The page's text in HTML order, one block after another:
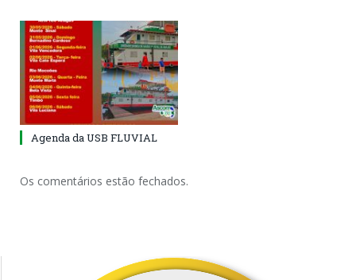
Agenda da USB FLUVIAL
Os comentários estão fechados.